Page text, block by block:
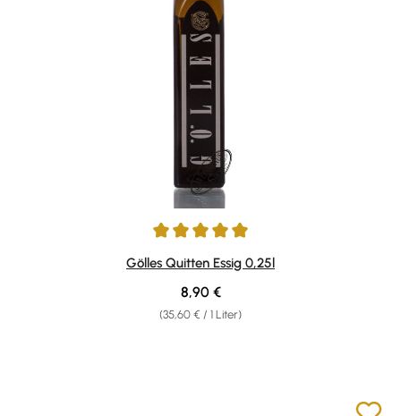
Durchschnittliche Bewertung von 5 von 5 Sternen
Gölles Quitten Essig 0,25l
(35,60 € / 1 Liter)
Regulärer Preis:
8,90 €